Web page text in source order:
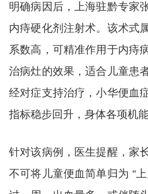
明确病因后，上海驻黔专家
内痔硬化剂注射术。该术式
系数高，可精准作用于内痔
治病灶的效果，适合儿童患
经对症支持治疗，小华便血
指标稳步回升，身体各项机
针对该病例，医生提醒，家
不可将儿童便血简单归为 “